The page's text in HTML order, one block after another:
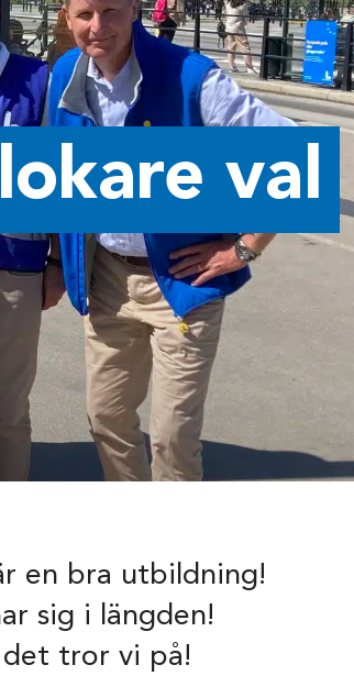
val
en bra utbildning!
sig i längden!
tror vi på!